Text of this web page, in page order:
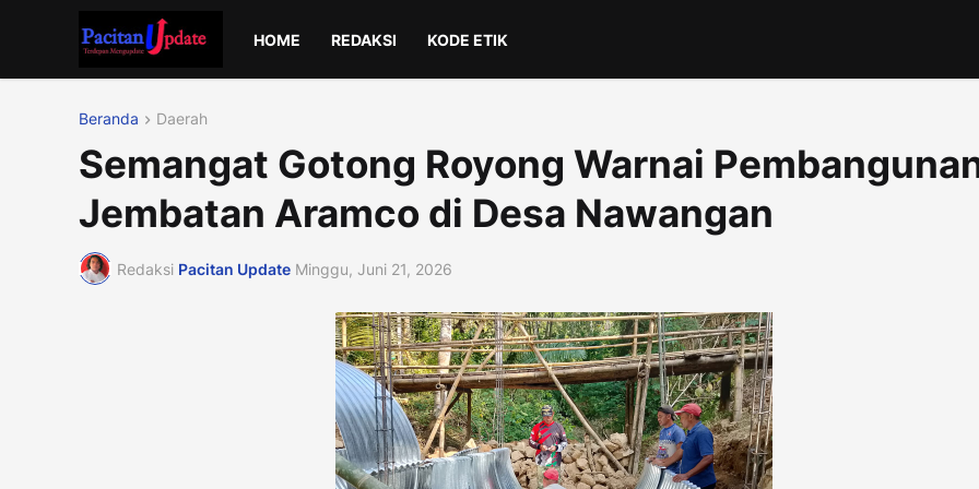
HOME REDAKSI KODE ETIK
Beranda Daerah
Semangat Gotong Royong Warnai
Jembatan Aramco di Desa Nawangan
Redaksi Pacitan Update Minggu, Juni 21, 2026